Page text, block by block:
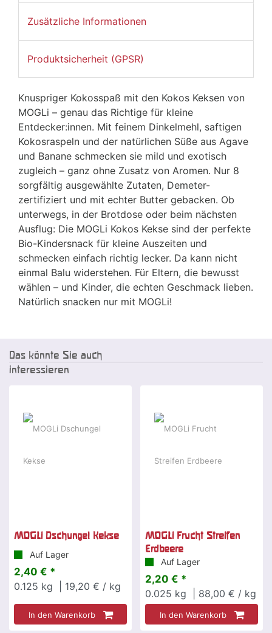
Zusätzliche Informationen
Produktsicherheit (GPSR)
Knuspriger Kokosspaß mit den Kokos Keksen von
MOGLi – genau das Richtige für kleine
Entdecker:innen. Mit feinem Dinkelmehl, saftigen
Kokosraspeln und der natürlichen Süße aus Agave
und Banane schmecken sie mild und exotisch
zugleich – ganz ohne Zusatz von Aromen. Nur 8
sorgfältig ausgewählte Zutaten, Demeter-
zertifiziert und mit echter Butter gebacken. Ob
unterwegs, in der Brotdose oder beim nächsten
Ausflug: Die MOGLi Kokos Kekse sind der perfekte
Bio-Kindersnack für kleine Auszeiten und
schmecken einfach richtig lecker. Da kann nicht
einmal Balu widerstehen. Für Eltern, die bewusst
wählen – und Kinder, die echten Geschmack lieben.
Natürlich snacken nur mit MOGLi!
Das könnte Sie auch
interessieren
MOGLi Dschungel Kekse
Auf Lager
2,40 € *
0.125 kg | 19,20 € / kg
In den Warenkorb
MOGLi Frucht Streifen
Erdbeere
Auf Lager
2,20 € *
0.025 kg | 88,00 € / kg
In den Warenkorb